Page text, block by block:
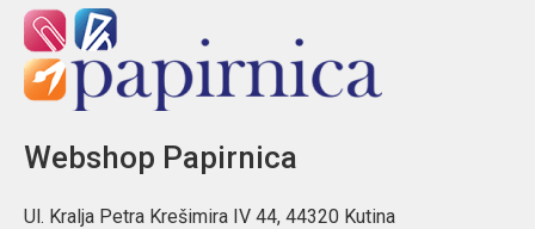
Webshop Papirnica
Ul. Kralja Petra Krešimira IV 44, 44320 Kutina